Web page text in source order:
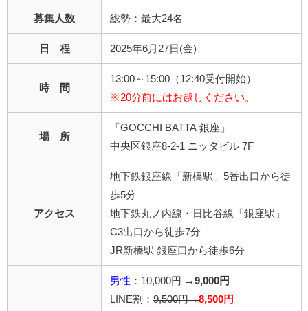
募集人数 総勢：最大24名
日 程 2025年6月27日(金)
時 間
13:00～15:00（12:40受付開始）
※20分前にはお越しください。
場 所
「GOCCHI BATTA 銀座」
中央区銀座8-2-1 ニッタビル 7F
アクセス
地下鉄銀座線「新橋駅」5番出口から徒
歩5分
地下鉄丸ノ内線・日比谷線「銀座駅」
C3出口から徒歩7分
JR新橋駅 銀座口から徒歩6分
男性 ：10,000円 → 9,000円
LINE割： 9,500円→8,500円